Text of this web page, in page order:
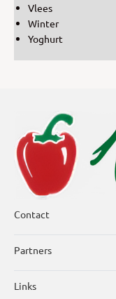
Vlees
Winter
Yoghurt
Contact
Partners
Links